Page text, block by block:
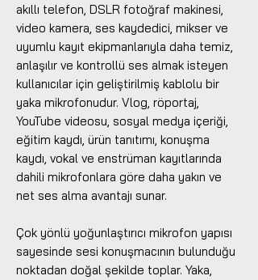
akıllı telefon, DSLR fotoğraf makinesi,
video kamera, ses kaydedici, mikser ve
uyumlu kayıt ekipmanlarıyla daha temiz,
anlaşılır ve kontrollü ses almak isteyen
kullanıcılar için geliştirilmiş kablolu bir
yaka mikrofonudur. Vlog, röportaj,
YouTube videosu, sosyal medya içeriği,
eğitim kaydı, ürün tanıtımı, konuşma
kaydı, vokal ve enstrüman kayıtlarında
dahili mikrofonlara göre daha yakın ve
net ses alma avantajı sunar.
Çok yönlü yoğunlaştırıcı mikrofon yapısı
sayesinde sesi konuşmacının bulunduğu
noktadan doğal şekilde toplar. Yaka,